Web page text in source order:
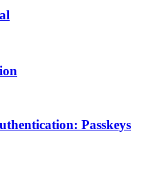
Passkeys